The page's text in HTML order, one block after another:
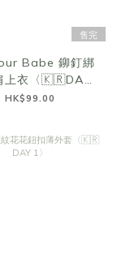
售完
Babe 鉚釘綁
上衣〈🇰🇷DAY
1〉
HK$99.00